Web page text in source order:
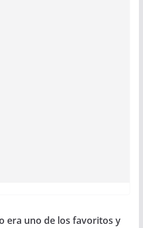
era uno de los favoritos y